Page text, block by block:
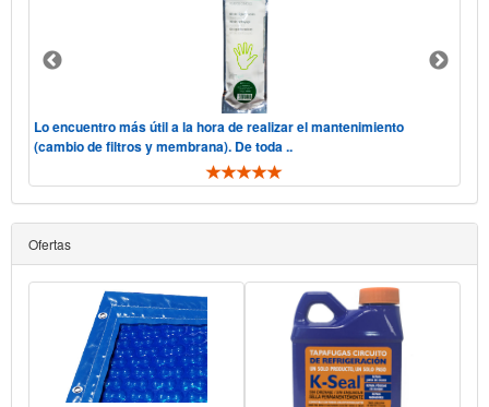
Lo encuentro más útil a la hora de realizar el mantenimiento
(cambio de filtros y membrana). De toda ..
Ofertas